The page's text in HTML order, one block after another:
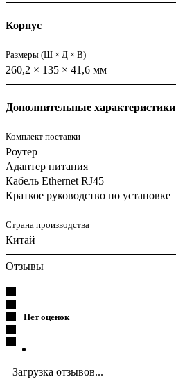
Корпус
Размеры (Ш × Д × В)
260,2 × 135 × 41,6 мм
Дополнительные характеристики
Комплект поставки
Роутер
Адаптер питания
Кабель Ethernet RJ45
Краткое руководство по установке
Страна производства
Китай
Отзывы
Нет оценок
Загрузка отзывов...